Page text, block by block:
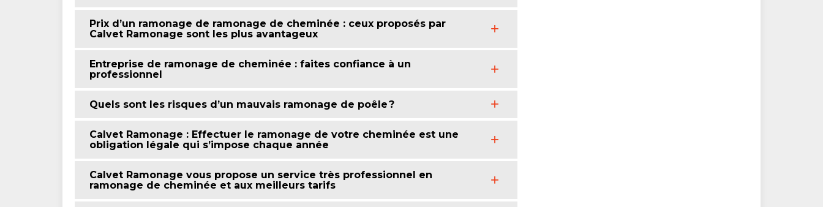
Prix d’un ramonage de ramonage de cheminée : ceux proposés par
Calvet Ramonage sont les plus avantageux
Entreprise de ramonage de cheminée : faites confiance à un
professionnel
Quels sont les risques d’un mauvais ramonage de poêle ?
Calvet Ramonage : Effectuer le ramonage de votre cheminée est une
obligation légale qui s’impose chaque année
Calvet Ramonage vous propose un service très professionnel en
ramonage de cheminée et aux meilleurs tarifs